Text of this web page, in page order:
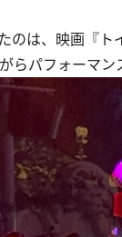
のは、映画『
らパフォーマン